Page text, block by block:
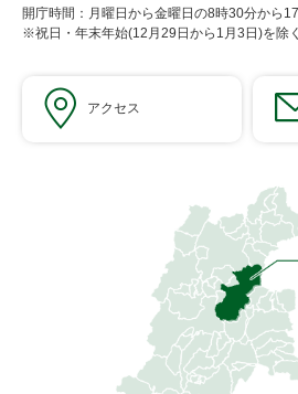
開庁時間：月曜日から金曜日の8時30分から
※祝日・年末年始(12月29日から1月3日)を除く
アクセス